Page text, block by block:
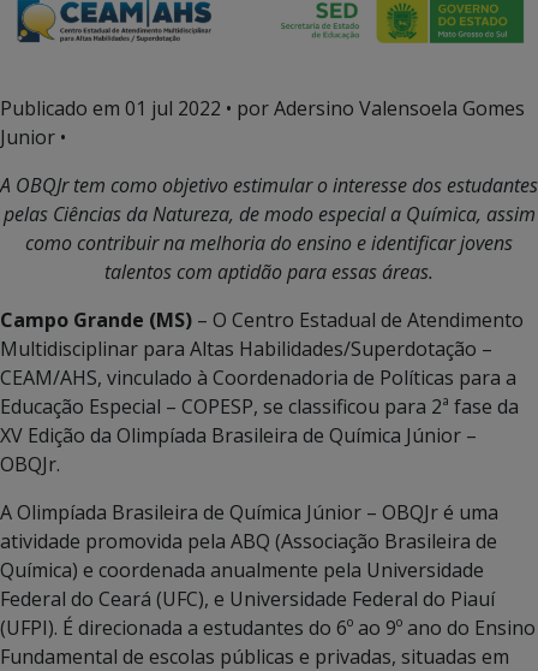
Publicado em 01 jul 2022 • por Adersino Valensoela Gomes
Junior •
A OBQJr tem como objetivo estimular o interesse dos estudantes
pelas Ciências da Natureza, de modo especial a Química, assim
como contribuir na melhoria do ensino e identificar jovens
talentos com aptidão para essas áreas.
Campo Grande (MS) – O Centro Estadual de Atendimento
Multidisciplinar para Altas Habilidades/Superdotação –
CEAM/AHS, vinculado à Coordenadoria de Políticas para a
Educação Especial – COPESP, se classificou para 2ª fase da
XV Edição da Olimpíada Brasileira de Química Júnior –
OBQJr.
A Olimpíada Brasileira de Química Júnior – OBQJr é uma
atividade promovida pela ABQ (Associação Brasileira de
Química) e coordenada anualmente pela Universidade
Federal do Ceará (UFC), e Universidade Federal do Piauí
(UFPI). É direcionada a estudantes do 6º ao 9º ano do Ensino
Fundamental de escolas públicas e privadas, situadas em